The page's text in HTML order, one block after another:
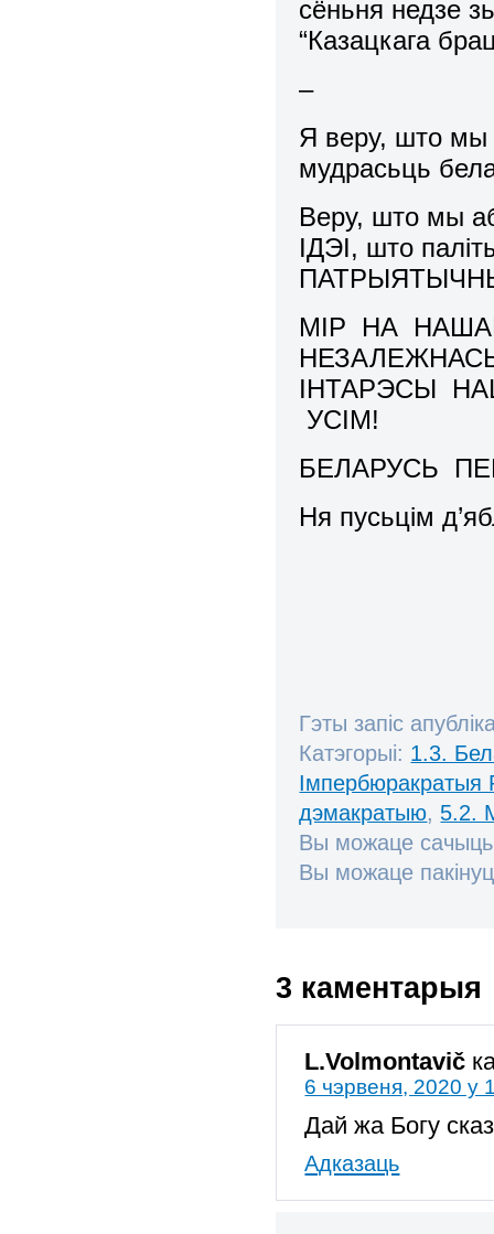
сёньня недзе
“Казацкага
–
Я веру, што мы
мудрасьць
Веру, што мы
ІДЭІ, што
МІР НА
ІНТАРЭСЫ
УСІМ!
БЕЛАРУСЬ
Ня пусьцім
Гэты запіс
Катэгорыі: 1.3.
Імпербюракратыя
дэмакратыю, 5.2.
Вы можаце
Вы можаце
3 каментарыя
L.Volmontavič
6 чэрвеня, 2020 у
Дай жа Богу
Адказаць